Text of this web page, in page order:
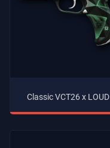
Classic VCT26 x LOUD